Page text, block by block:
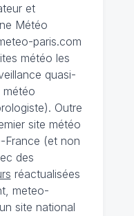
et
Météo
paris.com
météo les
quasi-
météo
Outre
site météo
France (et non
des
réactualisées
meteo-
site national